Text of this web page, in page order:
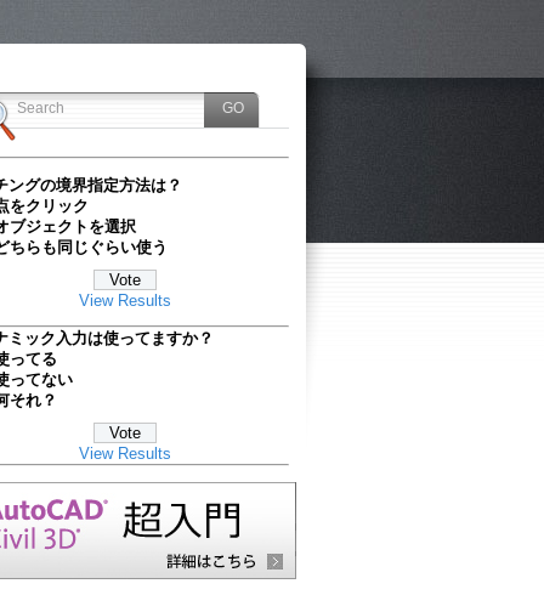
ングの境界指定方法は？
をクリック
ブジェクトを選択
ちらも同じぐらい使う
View Results
ミック入力は使ってますか？
ってる
ってない
それ？
View Results